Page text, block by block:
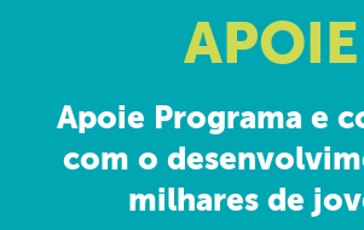
APOIE
Apoie Programa e
com o
milhares de